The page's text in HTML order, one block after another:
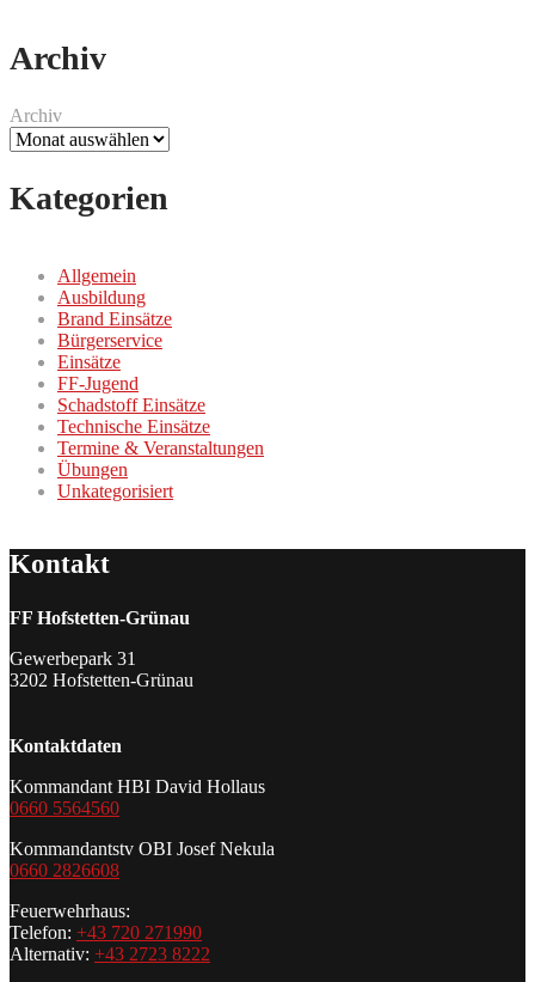
Archiv
Archiv
Kategorien
Allgemein
Ausbildung
Brand Einsätze
Bürgerservice
Einsätze
FF-Jugend
Schadstoff Einsätze
Technische Einsätze
Termine & Veranstaltungen
Übungen
Unkategorisiert
Kontakt
FF Hofstetten-Grünau
Gewerbepark 31
3202 Hofstetten-Grünau
Kontaktdaten
Kommandant HBI David Hollaus
0660 5564560
Kommandantstv OBI Josef Nekula
0660 2826608
Feuerwehrhaus:
Telefon: +43 720 271990
Alternativ: +43 2723 8222